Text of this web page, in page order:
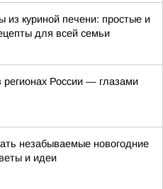
из куриной печени: простые и
для всей семьи
регионах России — глазами
незабываемые новогодние
и идеи